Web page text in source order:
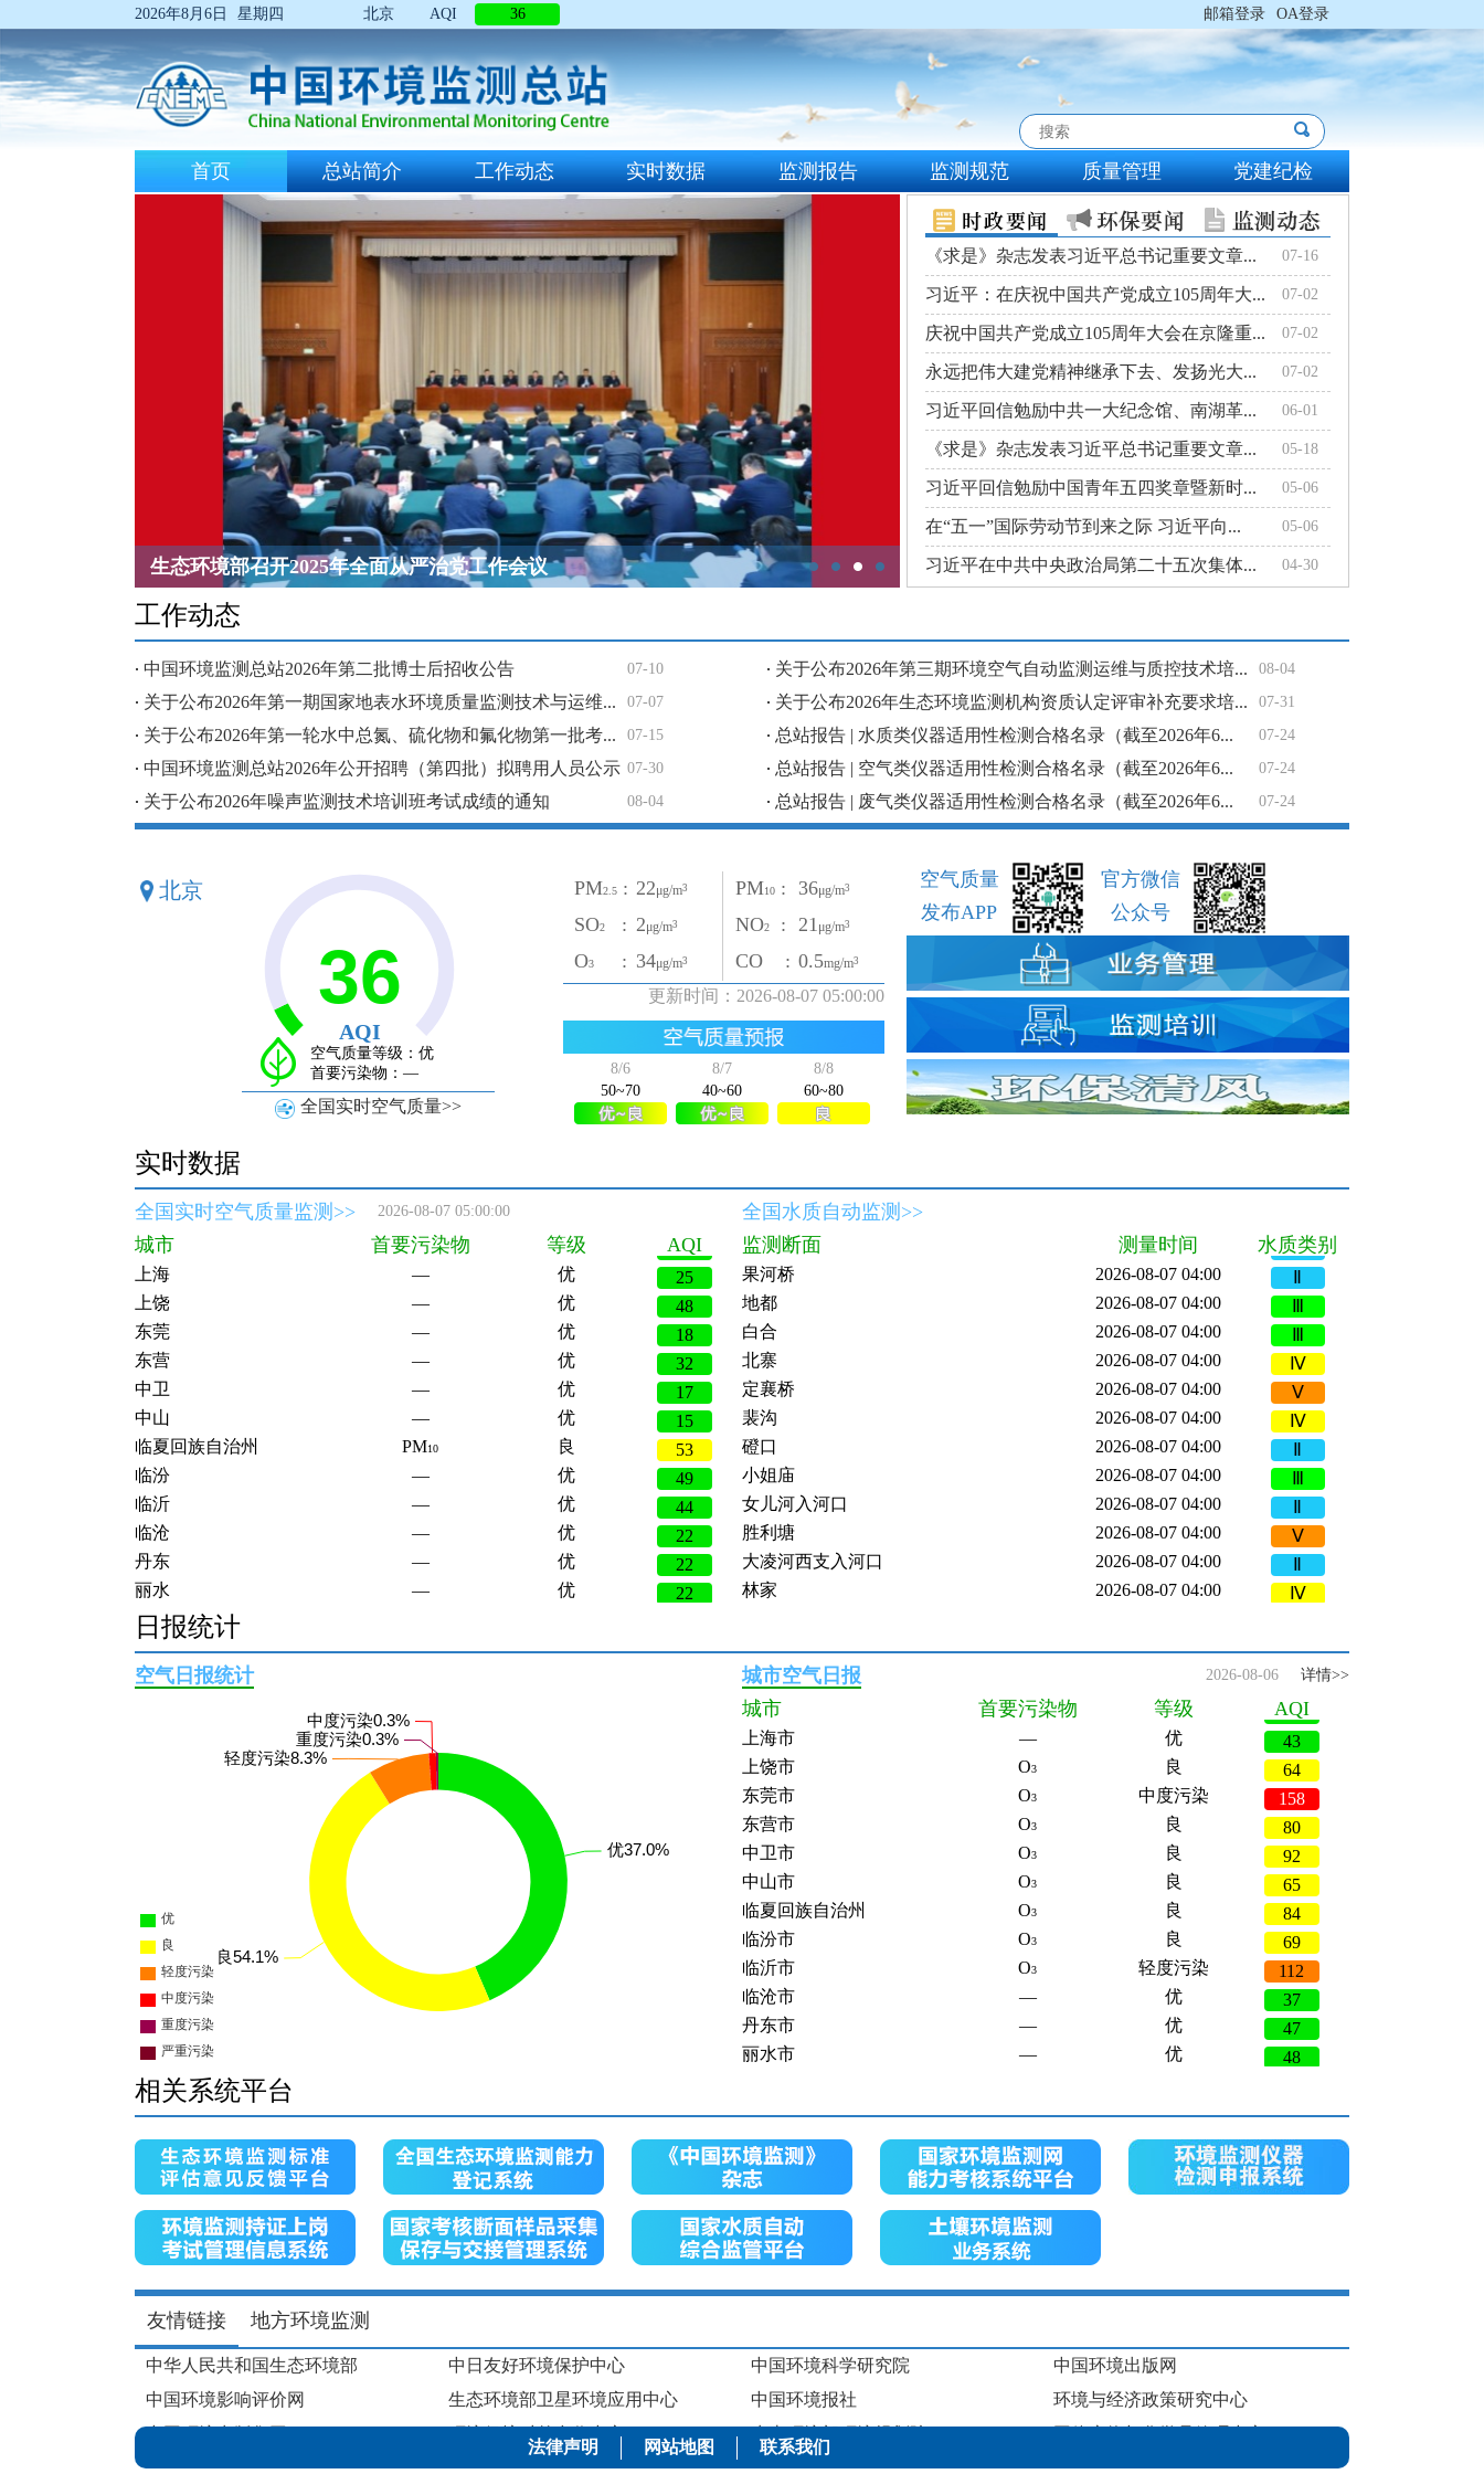
2026年8月6日 星期四 北京 AQI 36 OA登录
邮箱登录
首页 总站简介 工作动态 实时数据 监测报告 监测规范 质量管理 党建纪检
生态环境部召开2025年全面从严治党工作会议
《求是》杂志发表习近平总书记重要文章... 07-16
习近平：在庆祝中国共产党成立105周年大... 07-02
庆祝中国共产党成立105周年大会在京隆重... 07-02
永远把伟大建党精神继承下去、发扬光大... 07-02
习近平回信勉励中共一大纪念馆、南湖革... 06-01
《求是》杂志发表习近平总书记重要文章... 05-18
习近平回信勉励中国青年五四奖章暨新时... 05-06
在“五一”国际劳动节到来之际 习近平向... 05-06
习近平在中共中央政治局第二十五次集体... 04-30
工作动态
. 中国环境监测总站2026年第二批博士后招收公告 07-10
. 关于公布2026年第一期国家地表水环境质量监测技术与运维... 07-07
. 关于公布2026年第一轮水中总氮、硫化物和氟化物第一批考... 07-15
. 中国环境监测总站2026年公开招聘（第四批）拟聘用人员公示 07-30
. 关于公布2026年噪声监测技术培训班考试成绩的通知 08-04
. 关于公布2026年第三期环境空气自动监测运维与质控技术培... 08-04
. 关于公布2026年生态环境监测机构资质认定评审补充要求培... 07-31
. 总站报告 | 水质类仪器适用性检测合格名录（截至2026年6... 07-24
. 总站报告 | 空气类仪器适用性检测合格名录（截至2026年6... 07-24
. 总站报告 | 废气类仪器适用性检测合格名录（截至2026年6... 07-24
北京
空气质量等级：优
首要污染物：—
全国实时空气质量>>
PM2.5 : 22μg/m3
SO2 : 2μg/m3
O3 : 34μg/m3
PM10: 36μg/m3
NO2: 21μg/m3
CO : 0.5mg/m3
更新时间： 2026-08-07 05:00:00
8/6
50~70
8/7
40~60
8/8
60~80
空气质量
发布APP
官方微信
公众号
实时数据
全国实时空气质量监测>> 2026-08-07 05:00:00
城市 首要污染物 等级 AQI
三亚
三明
— 优
三门峡
上海
— 优
25
上饶
— 优
48
东莞
— 优
18
东营
— 优
32
中卫
— 优
17
中山
— 优
15
临夏回族自治州
PM 良
53
临汾
— 优
49
临沂
— 优
44
临沧
— 优
22
丹东
— 优
22
丽水
— 优
22
丽江
— 优
20
乌兰察布
乌海
— 优
27
乌鲁木齐
—
—
—
良
优
优
佛山
优
佳木斯
保定
—
保山
信阳
儋州
克孜勒苏柯尔克孜自治州
克拉玛依
— 优
33
六安
— 优
30
六盘水
— 优
兰州
— 优
兴安盟
— 优
26
内江
— 优
29
凉山彝族自治州
— 优
17
包头
北京
— 优
36
北海
优
十堰
优
35
南京
— 优
29
南充
优 18
全国水质自动监测>>
监测断面
测量时间 水质类别
于桥水库库中心
2026-08-07 04:00
尔王庄泵站
果河桥
2026-08-07 04:00
Ⅱ
地都
2026-08-07 04:00
Ⅲ
白合
2026-08-07 04:00
Ⅲ
北寨
2026-08-07 04:00
Ⅳ
定襄桥
2026-08-07 04:00
Ⅴ
裴沟
2026-08-07 04:00
Ⅳ
磴口
2026-08-07 04:00
Ⅱ
小姐庙
2026-08-07 04:00
Ⅲ
女儿河入河口
2026-08-07 04:00
Ⅱ
胜利塘
2026-08-07 04:00
Ⅴ
大凌河西支入河口
2026-08-07 04:00
Ⅱ
林家
2026-08-07 04:00
Ⅳ
鸠谷
2026-08-07 04:00
Ⅱ
呼玛河口内
2026-08-07 04:00
Ⅳ
三甲港
2026-08-07 04:00
胥湖心
2026-08-07 04:00
劣Ⅴ
艾山西大桥
2026-08-07 04:00
Ⅳ
落蓬湾
2026-08-07 04:00
Ⅲ
九号桥
2026-08-07 04:00
Ⅲ
江边闸
2026-08-07 04:00
Ⅳ
辛丰镇
2026-08-07 04:00
Ⅱ
千岛湖大坝前
2026-08-07 04:00
劣Ⅴ
桐君山
2026-08-07 04:00
Ⅱ
台口
2026-08-07 04:00
Ⅲ
长潭水库坝口
2026-08-07 04:00
Ⅱ
兆河入湖口渡口
2026-08-07 04:00
Ⅳ
北闸渡口
2026-08-07 04:00
Ⅱ
靠近大坝
2026-08-07 04:00
劣Ⅴ
双桥河入湖口
2026-08-07 04:00
Ⅳ
东西梁山
2026-08-07 04:00
Ⅲ
沫河口
2026-08-07 04:00
-
蚌埠固镇
2026-08-07 04:00
花亭湖坝前
篁墩
2026-08-07 04:00
水口
2026-08-07 04:00
Ⅳ
芦岭桥
2026-08-07 04:00
Ⅲ
五里闸
2026-08-07 04:00
白洋淀渡口
2026-08-07 04:00
泾南交界
2026-08-07 04:00
Ⅱ
闽清雄江
日报统计
空气日报统计 城市空气日报 2026-08-06 详情>>
城市 首要污染物 等级 AQI
七台河市 优
34
三明市
— 优
三门峡市
上海市
— 优
43
上饶市
O 良
64
东莞市
O3 中度污染
158
东营市
O3 良
80
中卫市
O3 良
92
中山市
O3 良
65
临夏回族自治州
O3 良
84
临汾市
O3 良
69
临沂市
O3 轻度污染
112
临沧市
— 优
37
丹东市
— 优
47
丽水市
— 优
48
丽江市
O 良
55
乌海市
— 优
46
乌鲁木齐市
O3 良
64
乐山市
O3 良
59
云浮市
O3
五家渠市
PM10
亳州市
O3 良
70
伊犁哈萨克自治州
O3 良
54
佛山市
轻度污染
佳木斯市
优
保定市
保山市
42
相关系统平台
友情链接 地方环境监测
中华人民共和国生态环境部 中日友好环境保护中心 中国环境科学研究院
中国环境出版网
中国环境影响评价网
生态环境部卫星环境应用中心 中国环境报社
环境与经济政策研究中心
环境保护对外合作中心 生态环境部环境规划院
中国环境保护产业协会
法律声明 网站地图 联系我们